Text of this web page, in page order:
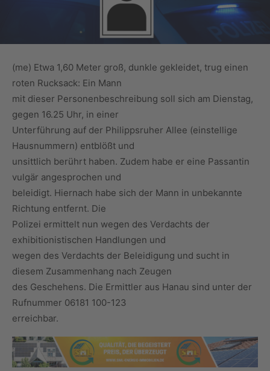
(me) Etwa 1,60 Meter groß, dunkle gekleidet, trug einen
roten Rucksack: Ein Mann
mit dieser Personenbeschreibung soll sich am Dienstag,
gegen 16.25 Uhr, in einer
Unterführung auf der Philippsruher Allee (einstellige
Hausnummern) entblößt und
unsittlich berührt haben. Zudem habe er eine Passantin
vulgär angesprochen und
beleidigt. Hiernach habe sich der Mann in unbekannte
Richtung entfernt. Die
Polizei ermittelt nun wegen des Verdachts der
exhibitionistischen Handlungen und
wegen des Verdachts der Beleidigung und sucht in
diesem Zusammenhang nach Zeugen
des Geschehens. Die Ermittler aus Hanau sind unter der
Rufnummer 06181 100-123
erreichbar.